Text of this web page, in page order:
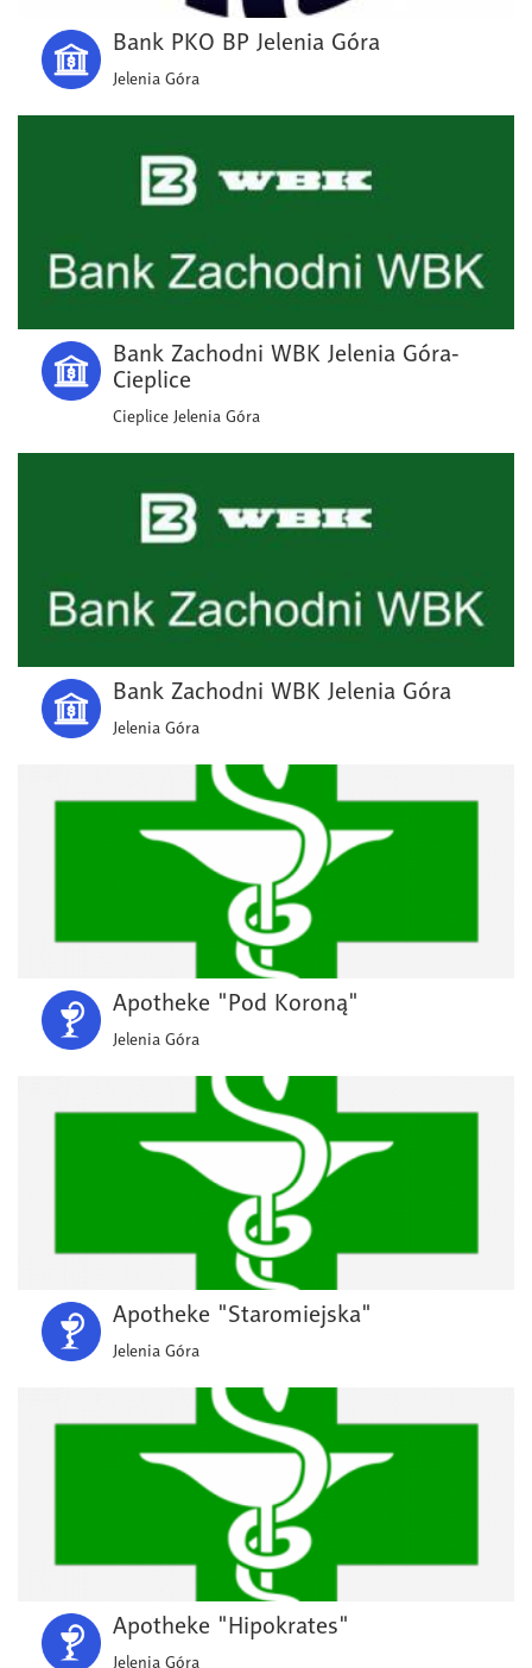
Bank PKO BP Jelenia Góra
Jelenia Góra
Bank Zachodni WBK Jelenia Góra-
Cieplice
Cieplice Jelenia Góra
Bank Zachodni WBK Jelenia Góra
Jelenia Góra
Apotheke "Pod Koroną"
Jelenia Góra
Apotheke "Staromiejska"
Jelenia Góra
Apotheke "Hipokrates"
Jelenia Góra